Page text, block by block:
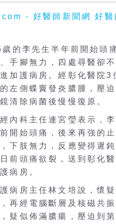
- 好醫師新聞網 好醫
歲的李先生半年前開始頭
手腳無力，四處尋醫卻
加護病房。經彰化醫院3
左側蝶竇發炎膿腫，壓
清除病菌後慢慢復原。
內科主任連宮瑩表示，
開始頭痛，後來再強的
下肢無力，反應變得遲
前頭痛欲裂，送到彰化
病房。
病房主任林文培說，懷
再經電腦斷層及核磁共
疑似佈滿膿瘍，壓迫到